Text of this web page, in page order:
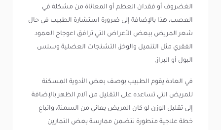
الغضروف أو فقدان العظم أو المعاناة من مشكلة في
العصب، هذا بالإضافة إلى ضرورة استشارة الطبيب في حال
شعر المريض ببعض الأعراض التي ترافق اعوجاج العمود
الفقري مثل التنميل والوخز، التشنجات العضلية وسلس
البول أو البراز.
في العادة يقوم الطبيب بوصف بعض الأدوية المسكنة
للمريض التي تساعده على التقليل من آلام الظهر بالإضافة
إلى تقليل الوزن لو كان المريض يعاني من السمنة، واتباع
خطة علاجية متطورة تتضمن ممارسة بعض التمارين